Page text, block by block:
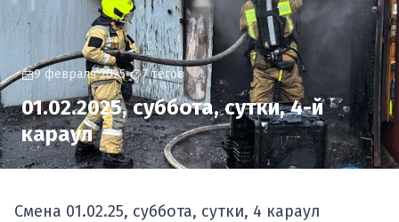
9 февраля 2025 7 тегов
01.02.2025, суббота, сутки, 4-й
караул
Смена 01.02.25, суббота, сутки, 4 караул